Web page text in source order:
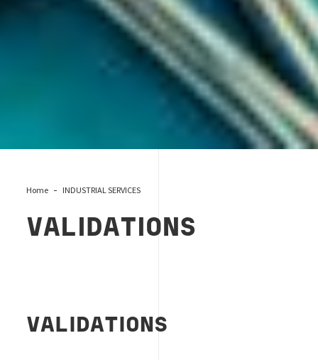
Home INDUSTRIAL SERVICES
VALIDATIONS
VALIDATIONS